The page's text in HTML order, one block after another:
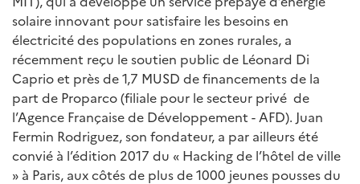
solaire innovant pour satisfaire les besoins en
électricité des populations en zones rurales, a
récemment reçu le soutien public de Léonard Di
Caprio et près de 1,7 MUSD de financements de la
part de Proparco (filiale pour le secteur privé de
l’Agence Française de Développement - AFD). Juan
Fermin Rodriguez, son fondateur, a par ailleurs été
convié à l’édition 2017 du « Hacking de l’hôtel de ville
» à Paris, aux côtés de plus de 1000 jeunes pousses du